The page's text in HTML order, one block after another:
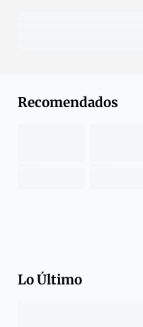
Recomendados
Lo Último